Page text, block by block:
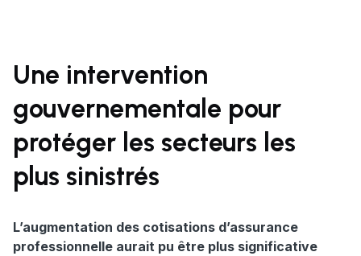
Une intervention
gouvernementale pour
protéger les secteurs les
plus sinistrés
L’augmentation des cotisations d’assurance
professionnelle aurait pu être plus significative